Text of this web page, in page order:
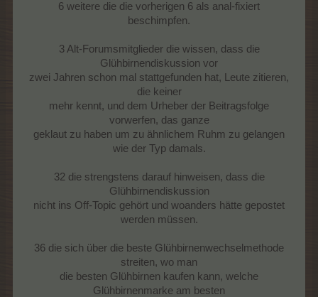
6 weitere die die vorherigen 6 als anal-fixiert
beschimpfen.
3 Alt-Forumsmitglieder die wissen, dass die
Glühbirnendiskussion vor
zwei Jahren schon mal stattgefunden hat, Leute zitieren,
die keiner
mehr kennt, und dem Urheber der Beitragsfolge
vorwerfen, das ganze
geklaut zu haben um zu ähnlichem Ruhm zu gelangen
wie der Typ damals.
32 die strengstens darauf hinweisen, dass die
Glühbirnendiskussion
nicht ins Off-Topic gehört und woanders hätte gepostet
werden müssen.
36 die sich über die beste Glühbirnenwechselmethode
streiten, wo man
die besten Glühbirnen kaufen kann, welche
Glühbirnenmarke am besten